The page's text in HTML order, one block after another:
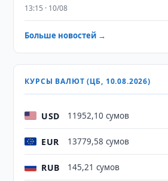
13:15 · 10/08
Больше новостей →
КУРСЫ ВАЛЮТ (ЦБ, 10.08.2026)
USD 11952,10 сумов
EUR 13779,58 сумов
RUB 145,21 сумов